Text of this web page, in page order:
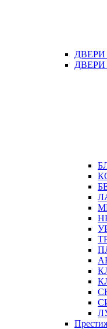
ДВЕРИ
ДВЕРИ